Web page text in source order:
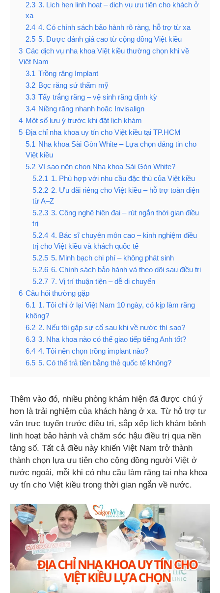
2.3 3. Lịch hẹn linh hoạt – dịch vụ ưu tiên cho khách ở
xa
2.4 4. Có chính sách bảo hành rõ ràng, hỗ trợ từ xa
2.5 5. Được đánh giá cao từ cộng đồng Việt kiều
3 Các dịch vụ nha khoa Việt kiều thường chọn khi về
Việt Nam
3.1 Trồng răng Implant
3.2 Bọc răng sứ thẩm mỹ
3.3 Tẩy trắng răng – vệ sinh răng định kỳ
3.4 Niềng răng nhanh hoặc Invisalign
4 Một số lưu ý trước khi đặt lịch khám
5 Địa chỉ nha khoa uy tín cho Việt kiều tại TP.HCM
5.1 Nha khoa Sài Gòn White – Lựa chọn đáng tin cho
Việt kiều
5.2 Vì sao nên chọn Nha khoa Sài Gòn White?
5.2.1 1. Phù hợp với nhu cầu đặc thù của Việt kiều
5.2.2 2. Ưu đãi riêng cho Việt kiều – hỗ trợ toàn diện
từ A–Z
5.2.3 3. Công nghệ hiện đại – rút ngắn thời gian điều
trị
5.2.4 4. Bác sĩ chuyên môn cao – kinh nghiệm điều
trị cho Việt kiều và khách quốc tế
5.2.5 5. Minh bạch chi phí – không phát sinh
5.2.6 6. Chính sách bảo hành và theo dõi sau điều trị
5.2.7 7. Vị trí thuận tiện – dễ di chuyển
6 Câu hỏi thường gặp
6.1 1. Tôi chỉ ở lại Việt Nam 10 ngày, có kịp làm răng
không?
6.2 2. Nếu tôi gặp sự cố sau khi về nước thì sao?
6.3 3. Nha khoa nào có thể giao tiếp tiếng Anh tốt?
6.4 4. Tôi nên chọn trồng implant nào?
6.5 5. Có thể trả tiền bằng thẻ quốc tế không?
Thêm vào đó, nhiều phòng khám hiện đã được chú ý
hơn là trải nghiệm của khách hàng ở xa. Từ hỗ trợ tư
vấn trực tuyến trước điều trị, sắp xếp lịch khám bệnh
linh hoạt bảo hành và chăm sóc hậu điều trị qua nền
tảng số. Tất cả điều này khiến Việt Nam trở thành
thành chọn lựa ưu tiên cho cộng đồng người Việt ở
nước ngoài, mỗi khi có nhu cầu làm răng tại nha khoa
uy tín cho Việt kiều trong thời gian ngắn về nước.